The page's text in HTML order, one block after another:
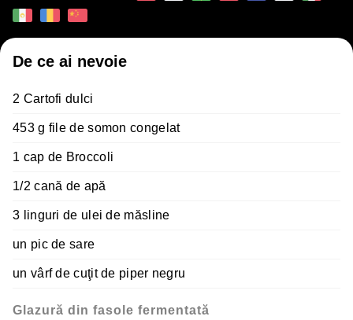
De ce ai nevoie
2 Cartofi dulci
453 g file de somon congelat
1 cap de Broccoli
1/2 cană de apă
3 linguri de ulei de măsline
un pic de sare
un vârf de cuţit de piper negru
Glazură din fasole fermentată